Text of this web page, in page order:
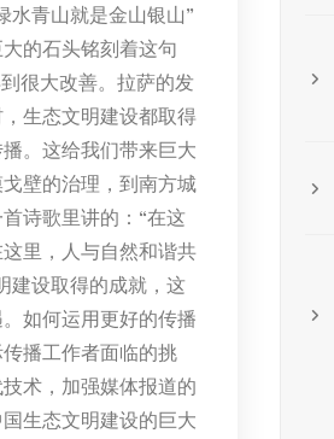
水青山就是金山银山”
的石头铭刻着这句
很大改善。拉萨的发
生态文明建设都取得
。这给我们带来巨大
壁的治理，到南方城
诗歌里讲的：“在这
里，人与自然和谐共
建设取得的成就，这
如何运用更好的传播
播工作者面临的挑
术，加强媒体报道的
生态文明建设的巨大